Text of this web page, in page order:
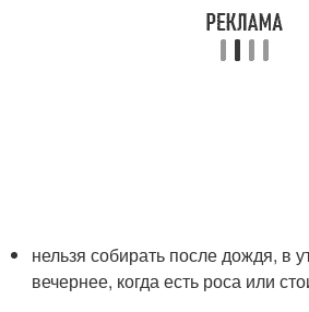
нельзя собирать после дождя, в
вечернее, когда есть роса или